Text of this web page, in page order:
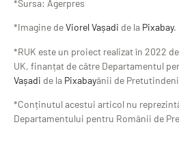
*Sursa: Agerpres
*Imagine deViorel Vașadi de la Pixabay.
*RUK este un proiect realizat în 2022
UK, finanțat de către Departamentul
Vașadi de la Pixabayânii de
*Conținutul acestui articol nu
Departamentului pentru Românii de